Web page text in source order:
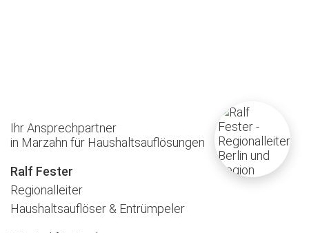
Ihr Ansprechpartner
in Marzahn für Haushaltsauflösungen
Ralf Fester
Regionalleiter
Haushaltsauflöser & Entrümpeler